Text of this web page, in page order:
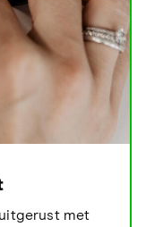
uitgerust met